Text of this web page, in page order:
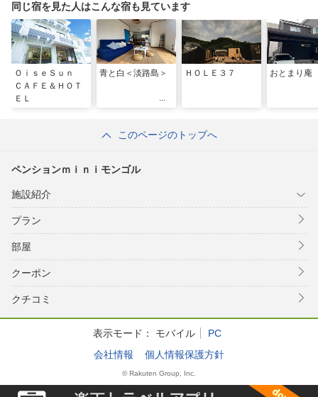
同じ宿を見た人はこんな宿も見ています
ＯｉｓｅＳｕｎ
ＣＡＦＥ＆ＨＯＴ
ＥＬ
青と白＜淡路島＞ ＨＯＬＥ３７ おとまり庵
このページのトップへ
ペンションｍｉｎｉモンゴル
施設紹介
プラン
部屋
クーポン
クチコミ
表示モード： モバイル
PC
会社情報
個人情報保護方針
© Rakuten Group, Inc.